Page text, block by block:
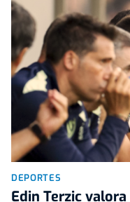
DEPORTES
Edin Terzic